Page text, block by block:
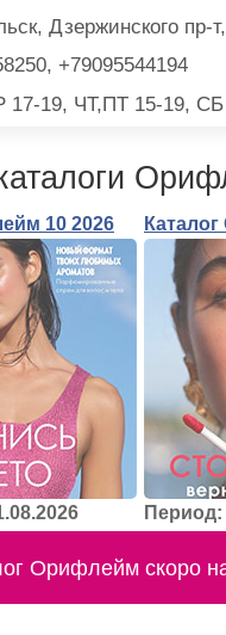
Дзержинского
+79095544194
17-19, ЧТ,ПТ 15-19, СБ
10 2026
Период:
Орифлейм скоро